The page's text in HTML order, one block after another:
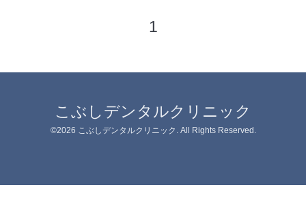
1
こぶしデンタルクリニック
©2026 こぶしデンタルクリニック . All Rights Reserved.